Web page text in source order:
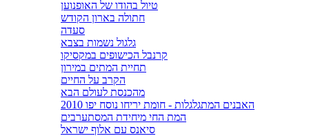
טיול בהודו של האופנוען
חתולה בארון הקודש
סעדה
גלגול נשמות בצבא
קרנבל הכישופים במקסיקו
תחיית המתים במירון
הקרב על החיים
מהכנסת לעולם הבא
האבנים המתגלגלות - חומת יריחו נוסח יפו 2010
המת החי מיחידת המסתערבים
סיאנס עם אלוף ישראל